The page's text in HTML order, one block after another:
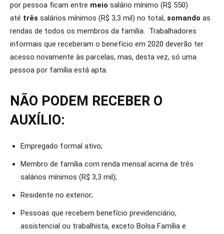
por pessoa ficam entre meio salário mínimo (R$ 550)
até três salários mínimos (R$ 3,3 mil) no total, somando as
rendas de todos os membros da família. Trabalhadores
informais que receberam o benefício em 2020 deverão ter
acesso novamente às parcelas, mas, desta vez, só uma
pessoa por família está apta.
NÃO PODEM RECEBER O
AUXÍLIO:
Empregado formal ativo;
Membro de família com renda mensal acima de três
salários mínimos (R$ 3,3 mil);
Residente no exterior;
Pessoas que recebem benefício previdenciário,
assistencial ou trabalhista, exceto Bolsa Família e